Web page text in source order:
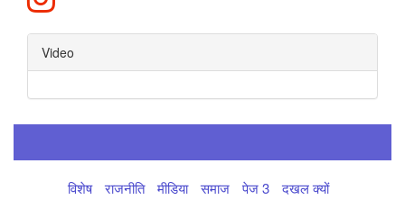
Video
विशेष राजनीति मीडिया समाज पेज 3 दखल क्यों